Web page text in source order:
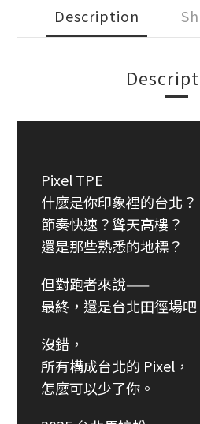
Description
Pixel TPE
什麼是你印象裡的台北？
節奏快速？聳天高樓？
還是那些熟悉的地標？
但對跑者來說——
最終，還是台北田徑場吧
沒錯，
所有構成台北的 Pixel，
怎麼可以少了你。